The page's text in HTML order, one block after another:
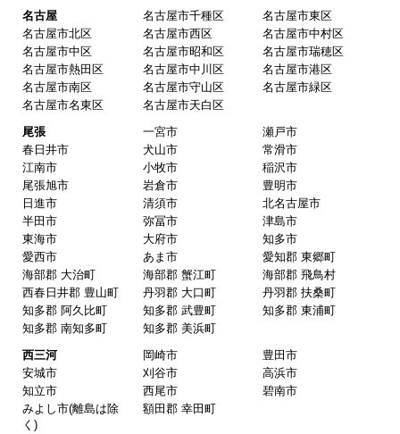
業者さんです。
ピングーヒサコさん
2025年10月30日 14:53
欲しい商品をスムーズに注文できましたか？
ショップからの連絡や対応は適切でしたか？
予定の期日までに商品が届きましたか？
商品の梱包は必要十分なものでしたか？
はい
【注文商品】換気扇・レンジフー
名古屋 名古屋市千種区
名古屋市東区
名古屋市北区
名古屋市西区
名古屋市中村区
名古屋市中区
名古屋市昭和区
名古屋市瑞穂区
名古屋市熱田区
名古屋市中川区
名古屋市港区
名古屋市南区
名古屋市守山区
名古屋市緑区
名古屋市名東区
名古屋市天白区
尾張
一宮市
瀬戸市
春日井市
犬山市
常滑市
江南市
小牧市
稲沢市
尾張旭市
岩倉市
豊明市
日進市
清須市
北名古屋市
半田市
弥冨市
津島市
東海市
大府市
知多市
愛西市
あま市
愛知郡 東郷町
海部郡 大治町
海部郡 蟹江町
海部郡 飛鳥村
西春日井郡 豊山町
丹羽郡 大口町
丹羽郡 扶桑町
知多郡 阿久比町
知多郡 武豊町
知多郡 東浦町
知多郡 南知多町
知多郡 美浜町
西三河
岡崎市
豊田市
安城市
刈谷市
高浜市
知立市
西尾市
碧南市
みよし市(離島は除
く)
額田郡 幸田町